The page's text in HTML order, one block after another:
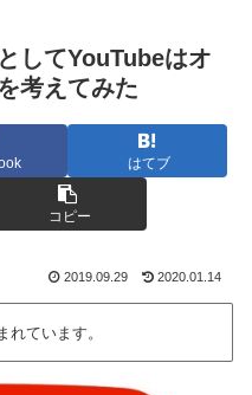
してYouTubeはオ
考えてみた
はてブ
コピー
2019.09.29 2020.01.14
れています。